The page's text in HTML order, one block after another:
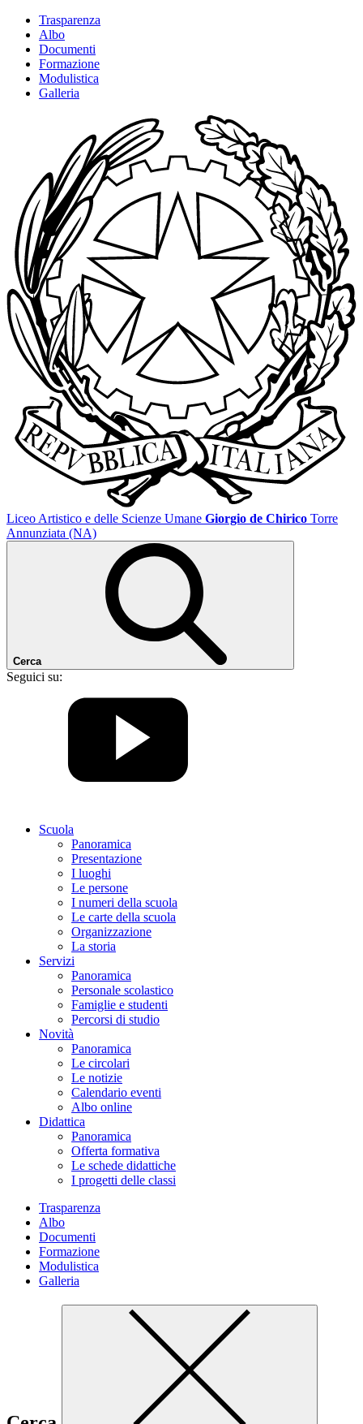
Trasparenza
Albo
Documenti
Formazione
Modulistica
Galleria
Liceo Artistico e delle Scienze Umane Giorgio de Chirico Torre
Annunziata (NA)
Cerca
Seguici su:
Scuola
Panoramica
Presentazione
I luoghi
Le persone
I numeri della scuola
Le carte della scuola
Organizzazione
La storia
Servizi
Panoramica
Personale scolastico
Famiglie e studenti
Percorsi di studio
Novità
Panoramica
Le circolari
Le notizie
Calendario eventi
Albo online
Didattica
Panoramica
Offerta formativa
Le schede didattiche
I progetti delle classi
Trasparenza
Albo
Documenti
Formazione
Modulistica
Galleria